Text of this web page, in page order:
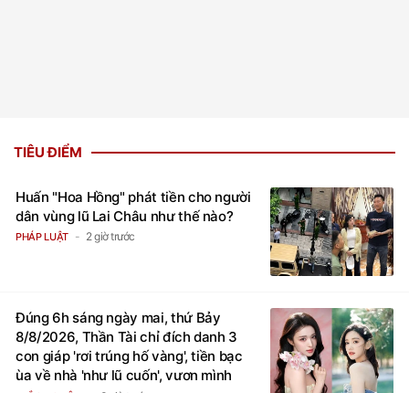
TIÊU ĐIỂM
Huấn "Hoa Hồng" phát tiền cho người
dân vùng lũ Lai Châu như thế nào?
PHÁP LUẬT 2 giờ trước
Đúng 6h sáng ngày mai, thứ Bảy
8/8/2026, Thần Tài chỉ đích danh 3
con giáp 'rơi trúng hố vàng', tiền bạc
ùa về nhà 'như lũ cuốn', vươn mình